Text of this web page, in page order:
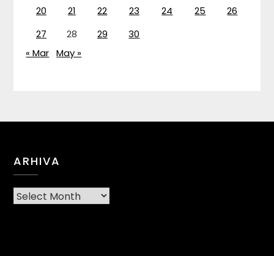
20
21 22 23 24 25
26
27
28 29
30
« Mar May »
ARHIVA
Arhiva